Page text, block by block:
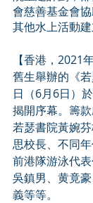
會慈善基金會
其他水上活動
【香港，2021
舊生舉辦的《
日（6月6日）
揭開序幕。籌
若瑟書院黃婉
思校長、不同
前港隊游泳代表
吳鎮男、黄竟
義等等。